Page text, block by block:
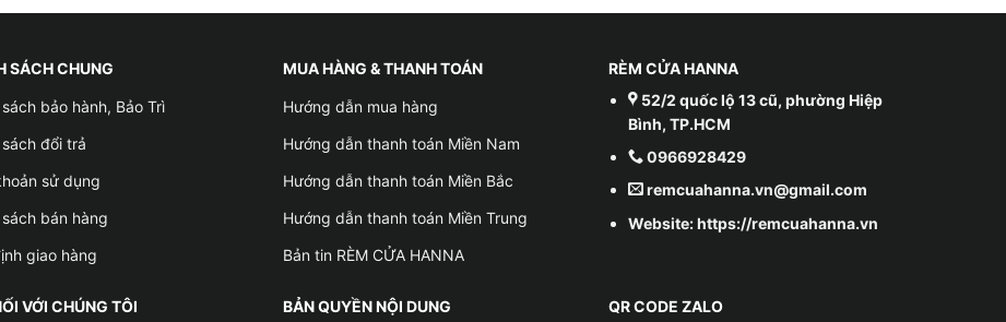
SÁCH CHUNG
bảo hành, Bảo Trì
sách đổi trả
sử dụng
sách bán hàng
giao hàng
MUA HÀNG & THANH TOÁN
Hướng dẫn mua hàng
Hướng dẫn thanh toán Miền Nam
Hướng dẫn thanh toán Miền Bắc
Hướng dẫn thanh toán Miền Trung
Bản tin RÈM CỬA HANNA
RÈM CỬA HANNA
52/2 quốc lộ 13 cũ, phường Hiệp
Bình, TP.HCM
0966928429
remcuahanna.vn@gmail.com
Website: https://remcuahanna.vn
VỚI CHÚNG TÔI BẢN QUYỀN NỘI DUNG QR CODE ZALO